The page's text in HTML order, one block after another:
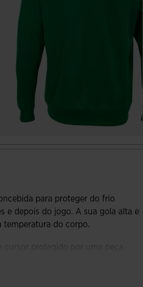
para proteger do frio
e depois do jogo. A sua gola alta e
temperatura do corpo.
cursor protegido por uma peça
avançadas na parte frontal
(rib) na barra e nos punhos para